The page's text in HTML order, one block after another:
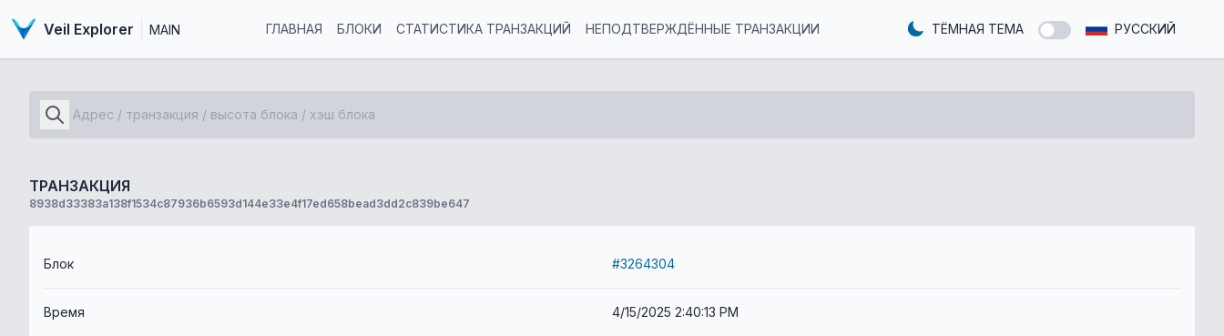
Veil Explorer MAIN ГЛАВНАЯ БЛОКИ СТАТИСТИКА ТРАНЗАКЦИЙ НЕПОДТВЕРЖДЁННЫЕ ТРАНЗАКЦИИ ТЁМНАЯ ТЕМА РУССКИЙ
ТРАНЗАКЦИЯ
8938d33383a138f1534c87936b6593d144e33e4f17ed658bead3dd2c839be647
Блок #3264304
Время 4/15/2025 2:40:13 PM